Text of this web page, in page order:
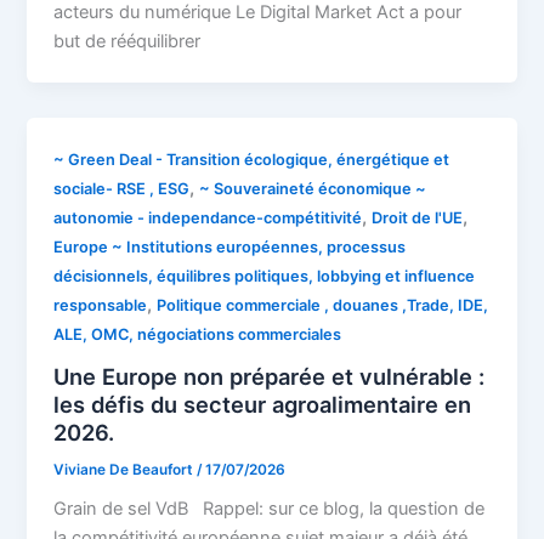
acteurs du numérique Le Digital Market Act a pour
but de rééquilibrer
~ Green Deal - Transition écologique, énergétique et
sociale- RSE , ESG, ~ Souveraineté économique ~
autonomie - independance-compétitivité, Droit de l'UE,
Europe ~ Institutions européennes, processus
décisionnels, équilibres politiques, lobbying et influence
responsable, Politique commerciale , douanes ,Trade, IDE,
ALE, OMC, négociations commerciales
Une Europe non préparée et vulnérable :
les défis du secteur agroalimentaire en
2026.
Viviane De Beaufort /17/07/2026
Grain de sel VdB Rappel: sur ce blog, la question de